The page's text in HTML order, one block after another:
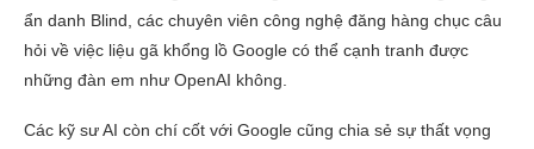
ẩn danh Blind, các chuyên viên công nghệ đăng hàng chục câu
hỏi về việc liệu gã khổng lồ Google có thể cạnh tranh được
những đàn em như OpenAI không.
Các kỹ sư AI còn chí cốt với Google cũng chia sẻ sự thất vọng